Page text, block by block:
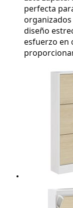
perfecta
organizados
diseño
esfuerzo en